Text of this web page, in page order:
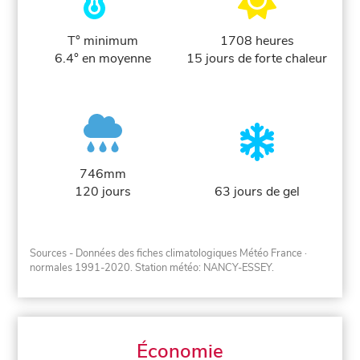
T° minimum
6.4° en moyenne
1708 heures
15 jours de forte chaleur
746mm
120 jours
63 jours de gel
Sources - Données des fiches climatologiques Météo France ·
normales 1991-2020. Station météo: NANCY-ESSEY.
Économie